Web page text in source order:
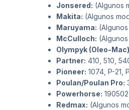
Jonsered: (Algunos
Makita: (Algunos
Maruyama:
McCulloch:
Olympyk (Oleo-
Partner: 410, 510,
Pioneer: 1074, P-21,
Poulan/Poulan Pro:
Powerhorse:
Redmax: (Algunos